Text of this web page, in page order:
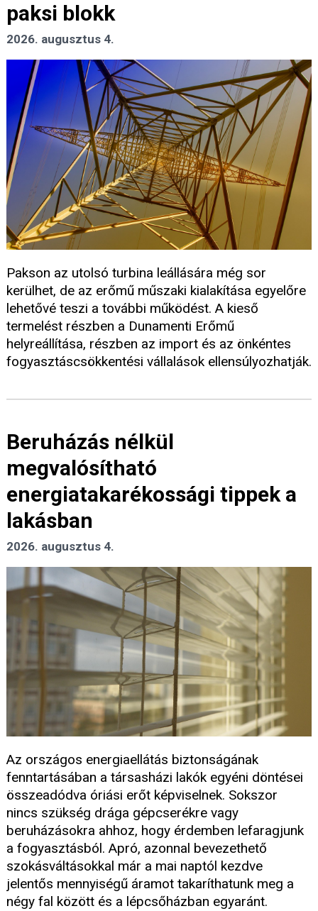
paksi blokk
2026. augusztus 4.
Pakson az utolsó turbina leállására még sor
kerülhet, de az erőmű műszaki kialakítása egyelőre
lehetővé teszi a további működést. A kieső
termelést részben a Dunamenti Erőmű
helyreállítása, részben az import és az önkéntes
fogyasztáscsökkentési vállalások ellensúlyozhatják.
Beruházás nélkül
megvalósítható
energiatakarékossági tippek a
lakásban
2026. augusztus 4.
Az országos energiaellátás biztonságának
fenntartásában a társasházi lakók egyéni döntései
összeadódva óriási erőt képviselnek. Sokszor
nincs szükség drága gépcserékre vagy
beruházásokra ahhoz, hogy érdemben lefaragjunk
a fogyasztásból. Apró, azonnal bevezethető
szokásváltásokkal már a mai naptól kezdve
jelentős mennyiségű áramot takaríthatunk meg a
négy fal között és a lépcsőházban egyaránt.